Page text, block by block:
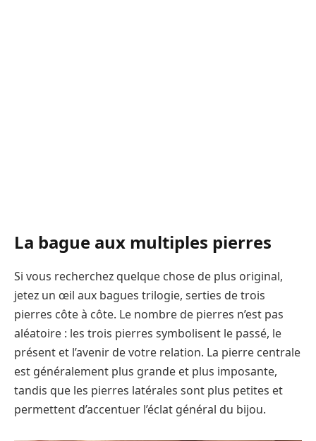
La bague aux multiples pierres
Si vous recherchez quelque chose de plus original,
jetez un œil aux bagues trilogie, serties de trois
pierres côte à côte. Le nombre de pierres n’est pas
aléatoire : les trois pierres symbolisent le passé, le
présent et l’avenir de votre relation. La pierre centrale
est généralement plus grande et plus imposante,
tandis que les pierres latérales sont plus petites et
permettent d’accentuer l’éclat général du bijou.